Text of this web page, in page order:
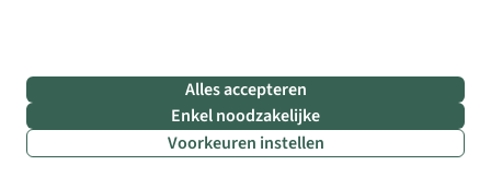
Alles accepteren
Enkel noodzakelijke
Voorkeuren instellen